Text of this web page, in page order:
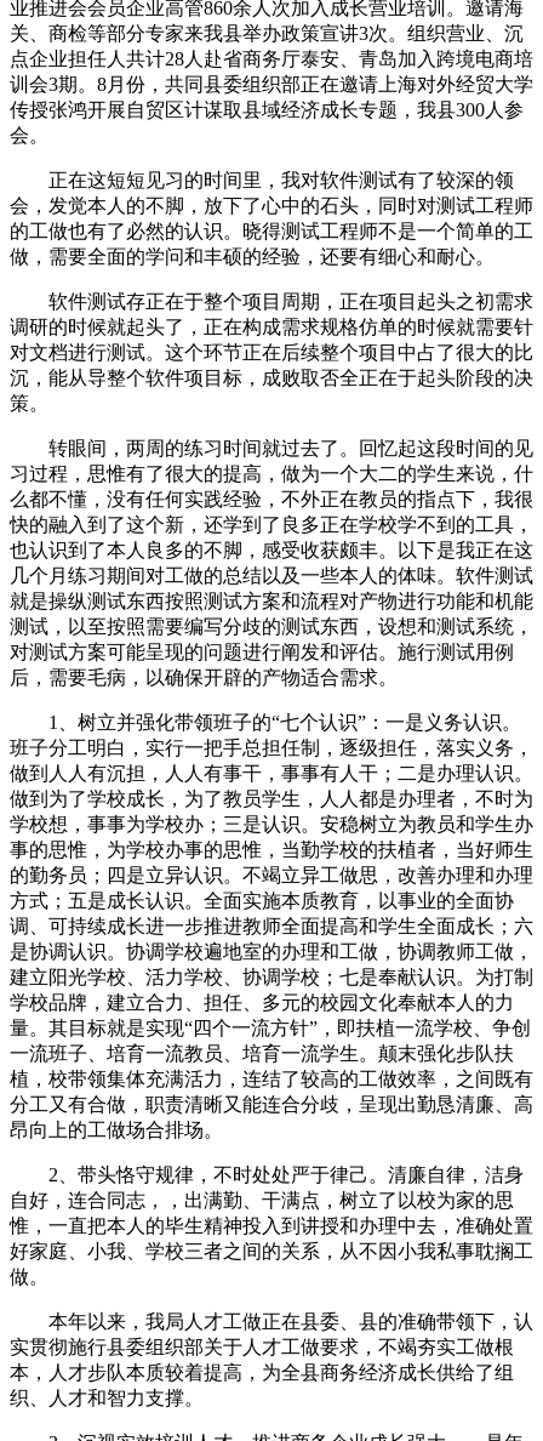
业推进会会员企业高管860余人次加入成长营业培训。邀请海
关、商检等部分专家来我县举办政策宣讲3次。组织营业、沉
点企业担任人共计28人赴省商务厅泰安、青岛加入跨境电商培
训会3期。8月份，共同县委组织部正在邀请上海对外经贸大学
传授张鸿开展自贸区计谋取县域经济成长专题，我县300人参
会。
正在这短短见习的时间里，我对软件测试有了较深的领
会，发觉本人的不脚，放下了心中的石头，同时对测试工程师
的工做也有了必然的认识。晓得测试工程师不是一个简单的工
做，需要全面的学问和丰硕的经验，还要有细心和耐心。
软件测试存正在于整个项目周期，正在项目起头之初需求
调研的时候就起头了，正在构成需求规格仿单的时候就需要针
对文档进行测试。这个环节正在后续整个项目中占了很大的比
沉，能从导整个软件项目标，成败取否全正在于起头阶段的决
策。
转眼间，两周的练习时间就过去了。回忆起这段时间的见
习过程，思惟有了很大的提高，做为一个大二的学生来说，什
么都不懂，没有任何实践经验，不外正在教员的指点下，我很
快的融入到了这个新，还学到了良多正在学校学不到的工具，
也认识到了本人良多的不脚，感受收获颇丰。以下是我正在这
几个月练习期间对工做的总结以及一些本人的体味。软件测试
就是操纵测试东西按照测试方案和流程对产物进行功能和机能
测试，以至按照需要编写分歧的测试东西，设想和测试系统，
对测试方案可能呈现的问题进行阐发和评估。施行测试用例
后，需要毛病，以确保开辟的产物适合需求。
1、树立并强化带领班子的“七个认识”：一是义务认识。
班子分工明白，实行一把手总担任制，逐级担任，落实义务，
做到人人有沉担，人人有事干，事事有人干；二是办理认识。
做到为了学校成长，为了教员学生，人人都是办理者，不时为
学校想，事事为学校办；三是认识。安稳树立为教员和学生办
事的思惟，为学校办事的思惟，当勤学校的扶植者，当好师生
的勤务员；四是立异认识。不竭立异工做思，改善办理和办理
方式；五是成长认识。全面实施本质教育，以事业的全面协
调、可持续成长进一步推进教师全面提高和学生全面成长；六
是协调认识。协调学校遍地室的办理和工做，协调教师工做，
建立阳光学校、活力学校、协调学校；七是奉献认识。为打制
学校品牌，建立合力、担任、多元的校园文化奉献本人的力
量。其目标就是实现“四个一流方针”，即扶植一流学校、争创
一流班子、培育一流教员、培育一流学生。颠末强化步队扶
植，校带领集体充满活力，连结了较高的工做效率，之间既有
分工又有合做，职责清晰又能连合分歧，呈现出勤恳清廉、高
昂向上的工做场合排场。
2、带头恪守规律，不时处处严于律己。清廉自律，洁身
自好，连合同志，，出满勤、干满点，树立了以校为家的思
惟，一直把本人的毕生精神投入到讲授和办理中去，准确处置
好家庭、小我、学校三者之间的关系，从不因小我私事耽搁工
做。
本年以来，我局人才工做正在县委、县的准确带领下，认
实贯彻施行县委组织部关于人才工做要求，不竭夯实工做根
本，人才步队本质较着提高，为全县商务经济成长供给了组
织、人才和智力支撑。